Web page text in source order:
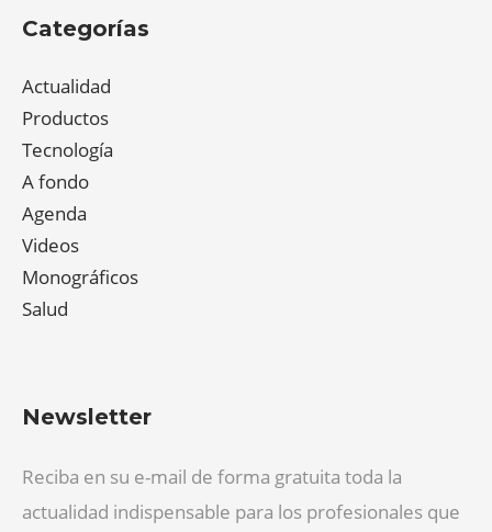
Categorías
Actualidad
Productos
Tecnología
A fondo
Agenda
Videos
Monográficos
Salud
Newsletter
Reciba en su e-mail de forma gratuita toda la
actualidad indispensable para los profesionales que